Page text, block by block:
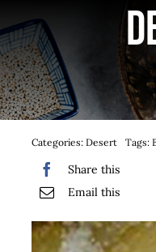
Servicii catering
Bufet suedez si
Sushi
Categories: Desert Tags:
Share this
Email this